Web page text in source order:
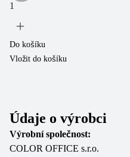
Do košíku
Vložit do košíku
Údaje o výrobci
Výrobní společnost:
COLOR OFFICE s.r.o.